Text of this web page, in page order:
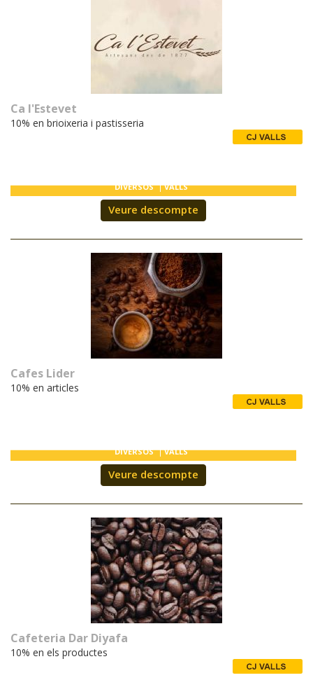
Ca l'Estevet
10% en brioixeria i pastisseria
DIVERSOS VALLS
Veure descompte
Cafes Lider
10% en articles
DIVERSOS VALLS
Veure descompte
Cafeteria Dar Diyafa
10% en els productes